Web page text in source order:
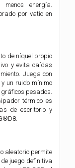
energía.
por vatio en
de níquel propio
y evita caídas
Juega con
un ruido mínimo
pesados.
térmico es
de escritorio y
aleatorio permite
juego definitiva